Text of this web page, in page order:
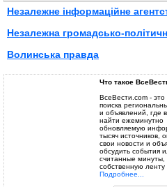
Незалежне інформаційне
Незалежна громадсько-
Волинська правда
Что такое
ВсеВести.com - это
поиска
и объявлений, где
найти ежеминутно
обновляемую
тысяч источников,
свои новости и
обсудить события
считанные минуты,
собственную ленту
Подробнее...